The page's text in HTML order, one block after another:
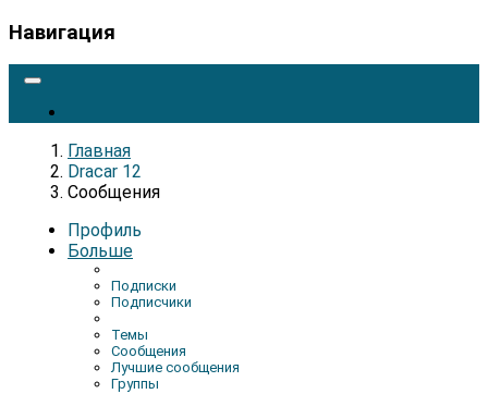
Навигация
Главная
Dracar 12
Сообщения
Профиль
Больше
Подписки
Подписчики
Темы
Сообщения
Лучшие сообщения
Группы